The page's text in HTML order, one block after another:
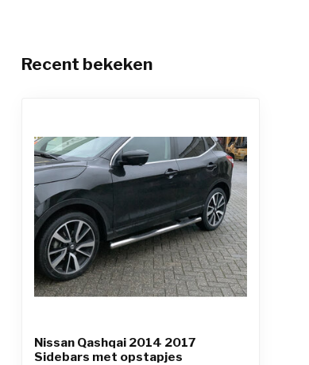
Recent bekeken
Nissan Qashqai 2014 2017
Sidebars met opstapjes